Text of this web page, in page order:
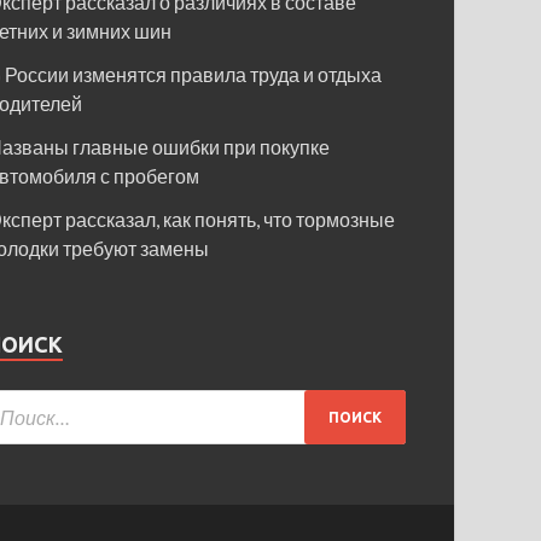
и зимних шин
России изменятся правила труда и отдыха
главные ошибки при покупке
с пробегом
рассказал, как понять, что тормозные
требуют замены